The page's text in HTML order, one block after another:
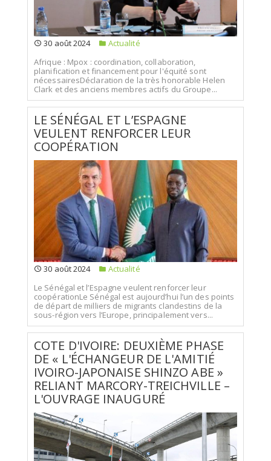
30 août 2024
Actualité
Afrique : Mpox : coordination, collaboration,
planification et financement pour l'équité sont
nécessairesDéclaration de la très honorable Helen
Clark et des anciens membres actifs du Groupe...
LE SÉNÉGAL ET L’ESPAGNE
VEULENT RENFORCER LEUR
COOPÉRATION
30 août 2024
Actualité
Le Sénégal et l’Espagne veulent renforcer leur
coopérationLe Sénégal est aujourd’hui l’un des points
de départ de milliers de migrants clandestins de la
sous-région vers l’Europe, principalement vers...
COTE D'IVOIRE: DEUXIÈME PHASE
DE « L'ÉCHANGEUR DE L'AMITIÉ
IVOIRO-JAPONAISE SHINZO ABE »
RELIANT MARCORY-TREICHVILLE –
L'OUVRAGE INAUGURÉ